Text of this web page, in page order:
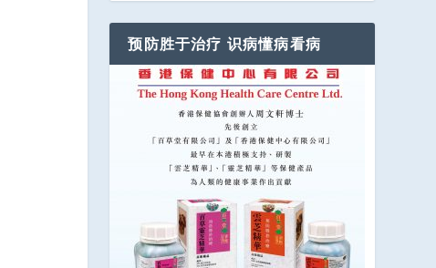
预防胜于治疗 识病懂病看病